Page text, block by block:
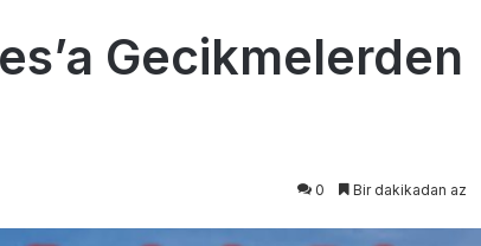
Gecikmelerden
0 Bir dakikadan az